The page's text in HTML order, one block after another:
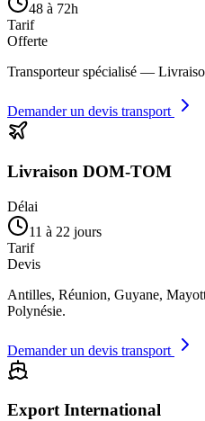
48 à 72h
Tarif
Offerte
Transporteur spécialisé —
Demander un devis transport
Livraison DOM-TOM
Délai
11 à 22 jours
Tarif
Devis
Antilles, Réunion, Guyane,
Polynésie.
Demander un devis transport
Export International